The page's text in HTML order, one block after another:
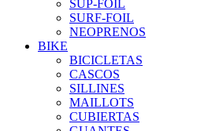
SUP-FOIL
SURF-FOIL
NEOPRENOS
BIKE
BICICLETAS
CASCOS
SILLINES
MAILLOTS
CUBIERTAS